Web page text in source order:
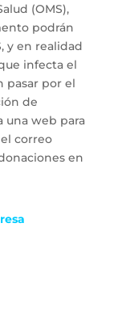
(OMS),
podrán
y en realidad
infecta el
pasar por el
de
una web para
correo
en